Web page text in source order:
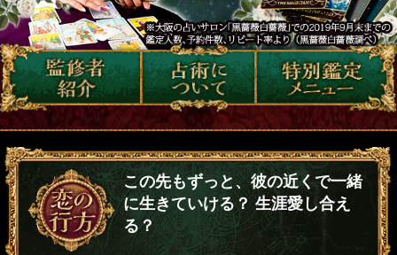
この先もずっと、彼の近くで一緒
に生きていける？ 生涯愛し合え
る？